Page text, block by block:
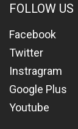
FOLLOW US
Facebook
Twitter
Instragram
Google Plus
Youtube